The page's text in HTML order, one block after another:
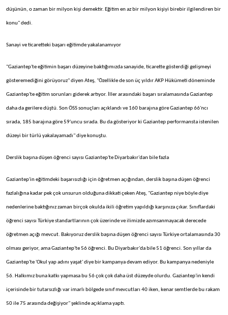
düşünün, o zaman bir milyon kişi demektir. Eğitim en az bir milyon kişiyi birebir ilgilendiren bir
konu" dedi.
Sanayi ve ticaretteki başarı eğitimde yakalanamıyor
"Gaziantep'te eğitimin başarı düzeyine baktığımızda sanayide, ticarette gösterdiği gelişmeyi
gösteremediğini görüyoruz" diyen Ateş, "Özellikle de son üç yıldır AKP Hükümeti döneminde
Gaziantep'te eğitim sorunları giderek artıyor. İller arasındaki başarı sıralamasında Gaziantep
daha da gerilere düştü. Son ÖSS sonuçları açıklandı ve 160 barajına göre Gaziantep 66'ncı
sırada, 185 barajına göre 59'uncu sırada. Bu da gösteriyor ki Gaziantep performansta istenilen
düzeyi bir türlü yakalayamadı" diye konuştu.
Derslik başına düşen öğrenci sayısı Gaziantep'te Diyarbakır'dan bile fazla
Gaziantep'in eğitimdeki başarısızlığı için öğretmen açığından, derslik başına düşen öğrenci
fazlalığına kadar pek çok unsurun olduğuna dikkati çeken Ateş, "Gaziantep niye böyle diye
nedenlerine baktığınız zaman birçok okulda ikili öğretim yapıldığı karşınıza çıkar. Sınıflardaki
öğrenci sayısı Türkiye standartlarının çok üzerinde ve ilimizde azımsanmayacak derecede
öğretmen açığı mevcut. Bakıyoruz derslik başına düşen öğrenci sayısı Türkiye ortalamasında 30
olması geriyor, ama Gaziantep'te 56 öğrenci. Bu Diyarbakır'da bile 51 öğrenci. Son yıllar da
Gaziantep'te 'Okul yap adını yaşat' diye bir kampanya devam ediyor. Bu kampanya nedeniyle
56. Halkımız buna katkı yapmasa bu 56 çok çok daha üst düzeyde olurdu. Gaziantep'in kendi
içerisinde bir tutarsızlığı var imarlı bölgede sınıf mevcutları 40 iken, kenar semtlerde bu rakam
50 ile 75 arasında değişiyor" şeklinde açıklama yaptı.